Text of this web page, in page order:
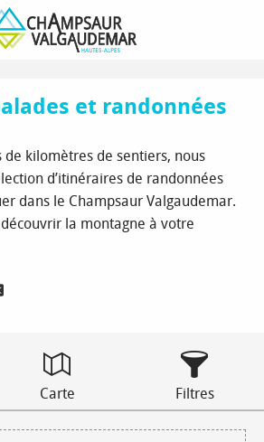
Rando et vélo
Toutes les balades et randonnées
et randonnées
de kilomètres de sentiers, nous
d’itinéraires de randonnées
dans le Champsaur Valgaudemar.
la montagne à votre
Carte Filtres